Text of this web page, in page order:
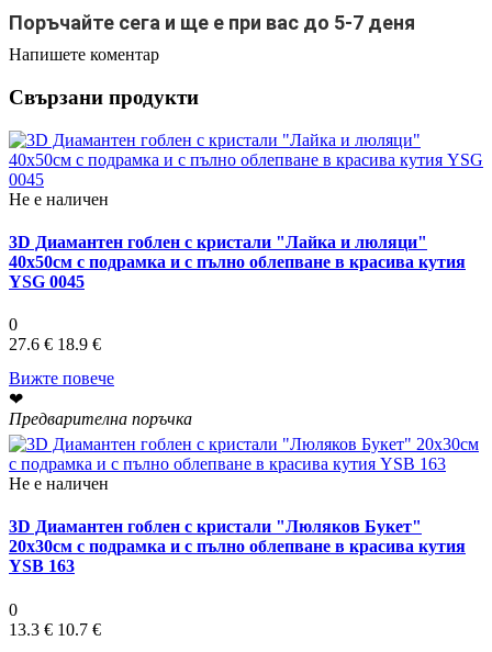
Поръчайте сега и ще е при вас до 5-7 деня
Напишете коментар
Свързани продукти
Не е наличен
3D Диамантен гоблен с кристали "Лайка и люляци"
40х50см с подрамка и с пълно облепване в красива кутия
YSG 0045
0
27.6 € 18.9 €
Вижте повече
❤
Предварителна поръчка
Не е наличен
3D Диамантен гоблен с кристали "Люляков Букет"
20х30см с подрамка и с пълно облепване в красива кутия
YSB 163
0
13.3 € 10.7 €